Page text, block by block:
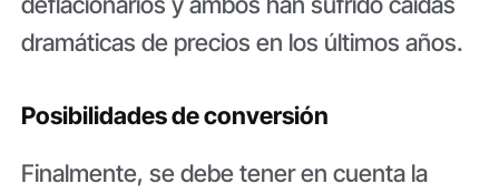
dramáticas de precios en los últimos años.
Posibilidades de conversión
Finalmente, se debe tener en cuenta la